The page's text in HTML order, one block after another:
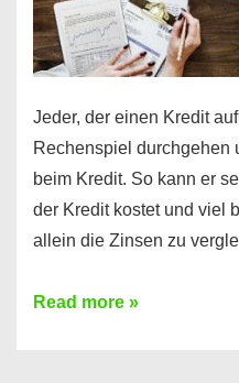
Jeder, der einen Kredit
Rechenspiel durchgehen
beim Kredit. So kann er
der Kredit kostet und viel
allein die Zinsen zu
Ganz
Read more »